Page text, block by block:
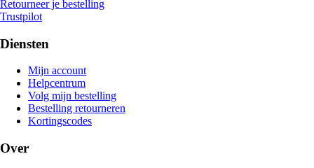
Retourneer je bestelling
Trustpilot
Diensten
Mijn account
Helpcentrum
Volg mijn bestelling
Bestelling retourneren
Kortingscodes
Over